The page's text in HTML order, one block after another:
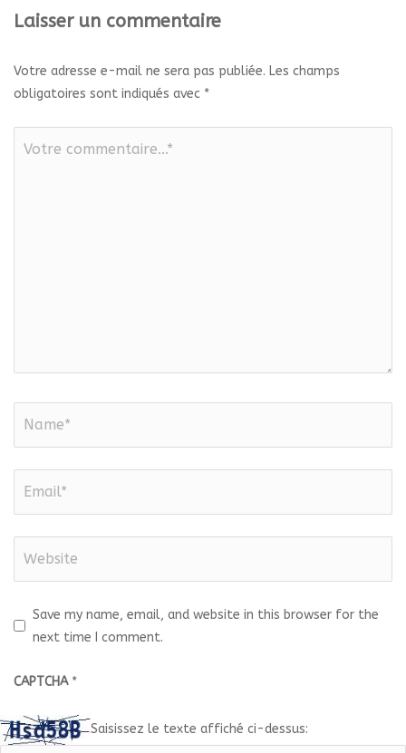
Laisser un commentaire
Votre adresse e-mail ne sera pas publiée. Les champs
obligatoires sont indiqués avec *
Save my name, email, and website in this browser for the
next time I comment.
CAPTCHA *
Saisissez le texte affiché ci-dessus: